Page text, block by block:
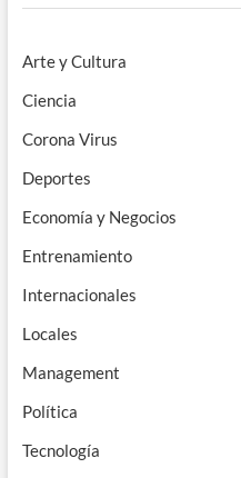
Arte y Cultura
Ciencia
Corona Virus
Deportes
Economía y Negocios
Entrenamiento
Internacionales
Locales
Management
Política
Tecnología